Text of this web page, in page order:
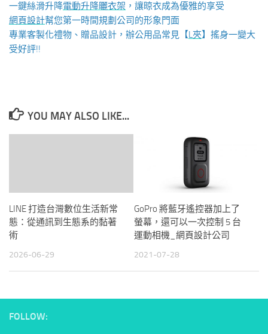
一鍵絲滑升降電動升降曬衣架 ，讓晾衣成為優雅的享受
網頁設計幫您第一時間規劃公司的形象門面
專業客製化禮物、贈品設計，辦公用品常見【L夾】搖身一變大
受好評!!
YOU MAY ALSO LIKE...
LINE 打造台灣數位生活新常
態：從通訊到生態系的黏著
術
2026-06-29
GoPro 將藍牙遙控器加上了
螢幕，還可以一次控制 5 台
運動相機_網頁設計公司
2021-07-28
FOLLOW: